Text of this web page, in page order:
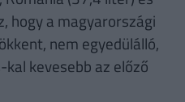
hogy a magyarországi
nem egyedülálló,
kal kevesebb az előző